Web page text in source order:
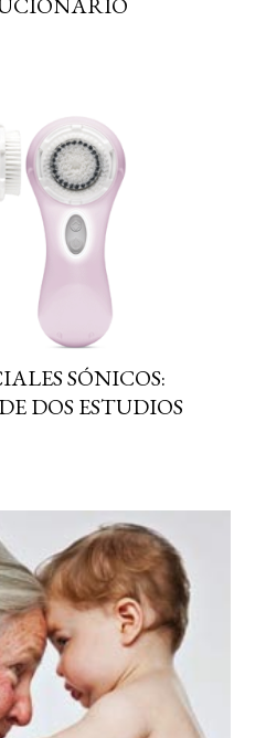
SÓNICOS:
DOS ESTUDIOS